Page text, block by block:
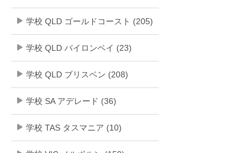
学校 QLD ゴールドコースト (205)
学校 QLD バイロンベイ (23)
学校 QLD ブリスベン (208)
学校 SA アデレード (36)
学校 TAS タスマニア (10)